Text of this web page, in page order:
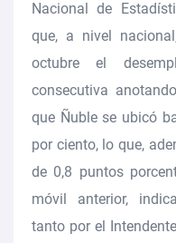
Nacional de
que, a nivel
octubre el
consecutiva
que Ñuble se ubicó
por ciento, lo que,
de 0,8 puntos
móvil anterior,
tanto por el